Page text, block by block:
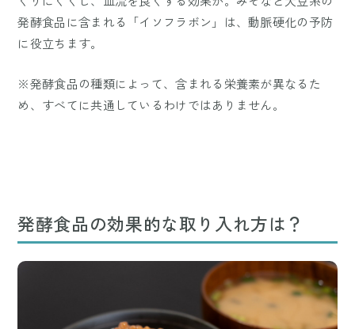
発酵食品に含まれる「イソフラボン」は、動脈硬化の予防
に役立ちます。
※発酵食品の種類によって、含まれる栄養素が異なるた
め、すべてに共通しているわけではありません。
発酵食品の効果的な取り入れ方は？